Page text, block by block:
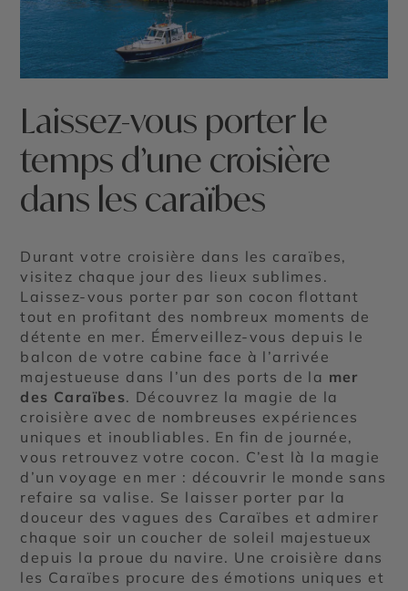
Laissez-vous porter le
temps d’une croisière
dans les caraïbes
Durant votre croisière dans les caraïbes,
visitez chaque jour des lieux sublimes.
Laissez-vous porter par son cocon flottant
tout en profitant des nombreux moments de
détente en mer. Émerveillez-vous depuis le
balcon de votre cabine face à l’arrivée
majestueuse dans l’un des ports de la mer
des Caraïbes. Découvrez la magie de la
croisière avec de nombreuses expériences
uniques et inoubliables. En fin de journée,
vous retrouvez votre cocon. C’est là la magie
d’un voyage en mer : découvrir le monde sans
refaire sa valise. Se laisser porter par la
douceur des vagues des Caraïbes et admirer
chaque soir un coucher de soleil majestueux
depuis la proue du navire. Une croisière dans
les Caraïbes procure des émotions uniques et